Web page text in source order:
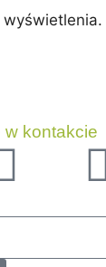
w kontakcie